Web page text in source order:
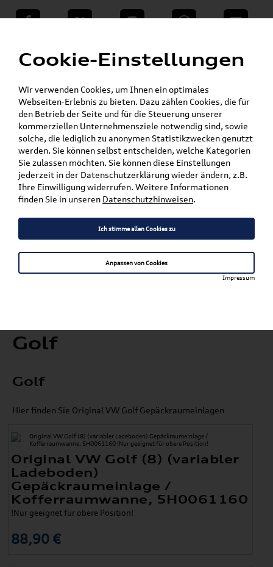
teilen Twitter Instagram WhatsApp E-Mail
VW Shop - VW Originalteile und Zubehör »
» »
Gepäckraumeinlagen »
Mein Kundenkonto Warenkorb
Artikel für ihr Modell
Marke wählen
Modell wählen
Karosserieform wählen
Golf
Golf
Hier finden Sie Original VW Golf Gepäckraumeinlagen
Original VW Golf (8) (variabler
Ladeboden)
Gepäckraumeinlage /
Kofferraumwanne, 5H0061160
!Nur geeignet für obere Position!
88,90 €
Cookie-Einstellungen
Wir verwenden Cookies, um Ihnen ein optimales
Webseiten-Erlebnis zu bieten. Dazu zählen Cookies, die für
den Betrieb der Seite und für die Steuerung unserer
kommerziellen Unternehmensziele notwendig sind, sowie
solche, die lediglich zu anonymen Statistikzwecken genutzt
werden. Sie können selbst entscheiden, welche Kategorien
Sie zulassen möchten. Sie können diese Einstellungen
jederzeit in der Datenschutzerklärung wieder ändern, z.B.
Ihre Einwilligung widerrufen. Weitere Informationen
finden Sie in unseren Datenschutzhinweisen.
Ich stimme allen Cookies zu
Anpassen von Cookies
Impressum